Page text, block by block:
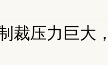
裁压力巨大